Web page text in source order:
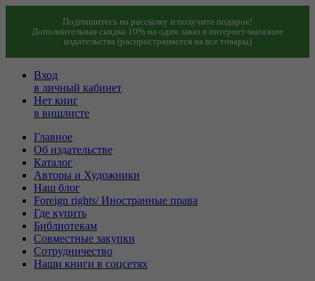
Подпишитесь на рассылку и получите подарок!
Дополнительная скидка 10% на один заказ в интернет-магазине
издательства (распространяется на все товары)
Вход
в личный кабинет
Нет книг
в вишлисте
Главное
Об издательстве
Каталог
Авторы и Художники
Наш блог
Foreign rights/ Иностранные права
Где купить
Библиотекам
Совместные закупки
Сотрудничество
Наши книги в соцсетях